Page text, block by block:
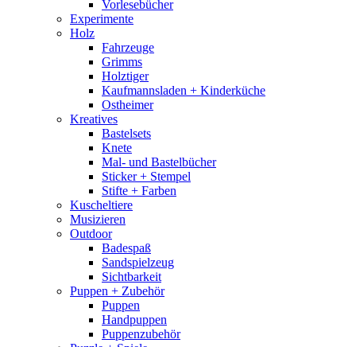
Vorlesebücher
Experimente
Holz
Fahrzeuge
Grimms
Holztiger
Kaufmannsladen + Kinderküche
Ostheimer
Kreatives
Bastelsets
Knete
Mal- und Bastelbücher
Sticker + Stempel
Stifte + Farben
Kuscheltiere
Musizieren
Outdoor
Badespaß
Sandspielzeug
Sichtbarkeit
Puppen + Zubehör
Puppen
Handpuppen
Puppenzubehör